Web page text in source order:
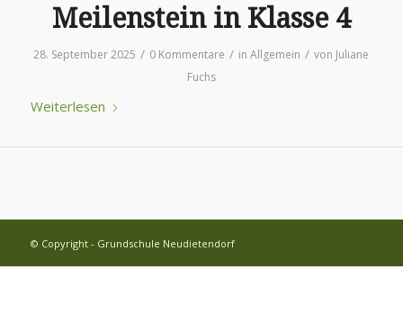
Meilenstein in Klasse 4
28. September 2025 / 0 Kommentare / inAllgemein / von Juliane
Fuchs
Weiterlesen
© Copyright - Grundschule Neudietendorf